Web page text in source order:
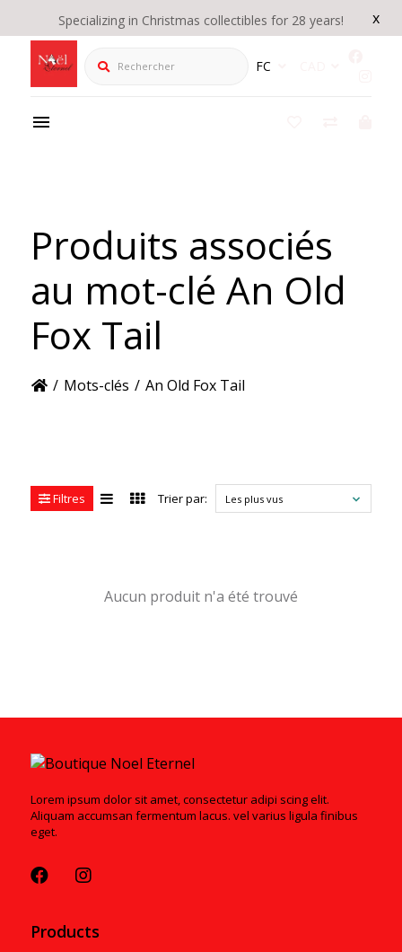
x
Specializing in Christmas collectibles for 28 years!
Rechercher FC
Produits associés
au mot-clé An Old
Fox Tail
/ Mots-clés / An Old Fox Tail
Filtres Trier par: Les plus vus
Aucun produit n'a été trouvé
Lorem ipsum dolor sit amet, consectetur adipi scing elit.
Aliquam accumsan fermentum lacus. vel varius ligula finibus
eget.
Products